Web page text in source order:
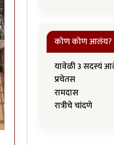
कोण कोण आलंय?
यावेळी 3 सदस्यं
प्रचेतस
रामदास
रात्रीचे चांदणे